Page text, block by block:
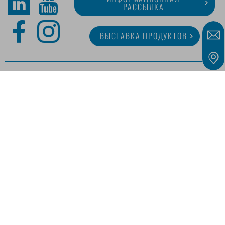
РАССЫЛКА
ВЫСТАВКА ПРОДУКТОВ